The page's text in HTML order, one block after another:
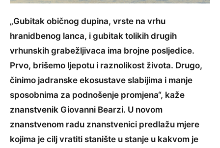
„Gubitak običnog dupina, vrste na vrhu
hranidbenog lanca, i gubitak tolikih drugih
vrhunskih grabežljivaca ima brojne posljedice.
Prvo, brišemo ljepotu i raznolikost života. Drugo,
činimo jadranske ekosustave slabijima i manje
sposobnima za podnošenje promjena“, kaže
znanstvenik Giovanni Bearzi. U novom
znanstvenom radu znanstvenici predlažu mjere
kojima je cilj vratiti stanište u stanje u kakvom je